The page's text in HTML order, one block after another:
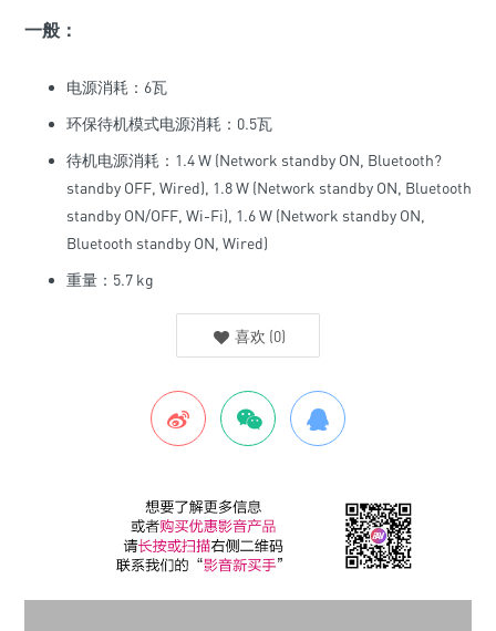
一般：
电源消耗：6瓦
环保待机模式电源消耗：0.5瓦
待机电源消耗：1.4 W (Network standby ON, Bluetooth?
standby OFF, Wired), 1.8 W (Network standby ON, Bluetooth
standby ON/OFF, Wi-Fi), 1.6 W (Network standby ON,
Bluetooth standby ON, Wired)
重量：5.7 kg
喜欢 (0)